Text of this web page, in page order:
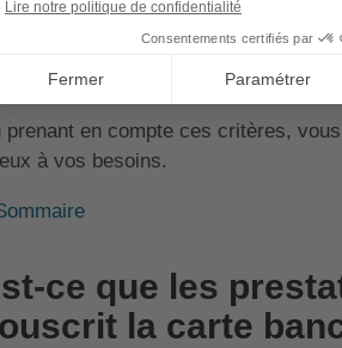
Certaines cartes
minimum ou un
prenant en compte ces critères,
à vos besoins.
ce que les
la carte